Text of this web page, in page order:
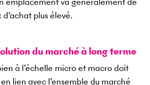
plus élevé.
du marché à long terme
à l’échelle micro et macro doit
lien avec l’ensemble du marché